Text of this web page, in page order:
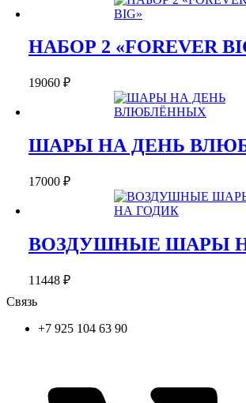
НАБОР 2 «FOREVER
19060 ₽
ШАРЫ НА ДЕНЬ
17000 ₽
ВОЗДУШНЫЕ ШАРЫ
11448 ₽
Связь
+7 925 104 63 90